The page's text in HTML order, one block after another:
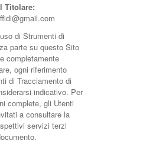
Titolare:
di Strumenti di
parte su questo Sito
completamente
ogni riferimento
di Tracciamento di
indicativo. Per
complete, gli Utenti
a consultare la
servizi terzi